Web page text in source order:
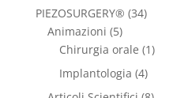
PIEZOSURGERY® (34)
Animazioni (5)
Chirurgia orale (1)
Implantologia (4)